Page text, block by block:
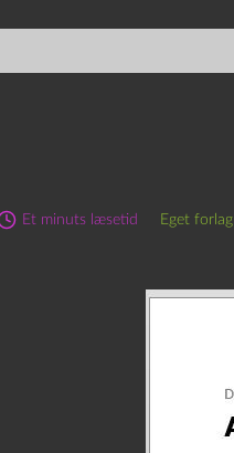
Et minuts læsetid Eget forlag